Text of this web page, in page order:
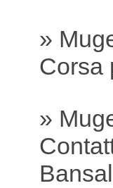
»
Corsa
»